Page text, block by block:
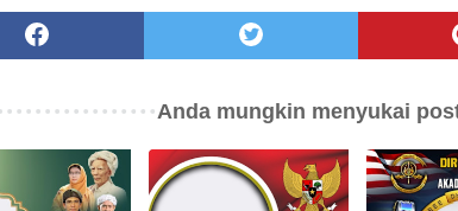
Anda mungkin menyukai